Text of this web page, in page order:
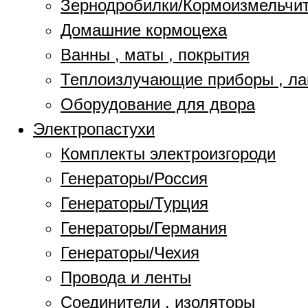
Зернодробилки/
Домашние кормоцеха
Ванны , маты , покрытия
Теплоизлучающие приборы ,
Оборудование для двора
Электропастухи
Комплекты электроизгороди
Генераторы/Россия
Генераторы/Турция
Генераторы/Германия
Генераторы/Чехия
Провода и ленты
Соединители , изоляторы